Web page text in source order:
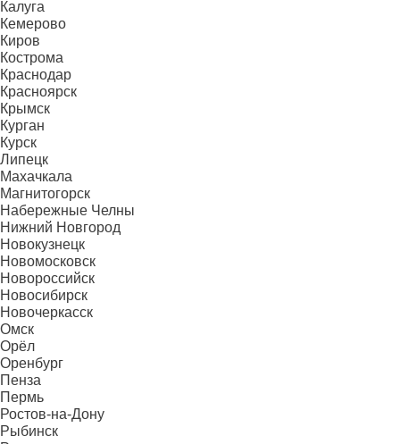
Калуга
Кемерово
Киров
Кострома
Краснодар
Красноярск
Крымск
Курган
Курск
Липецк
Махачкала
Магнитогорск
Набережные Челны
Нижний Новгород
Новокузнецк
Новомосковск
Новороссийск
Новосибирск
Новочеркасск
Омск
Орёл
Оренбург
Пенза
Пермь
Ростов-на-Дону
Рыбинск